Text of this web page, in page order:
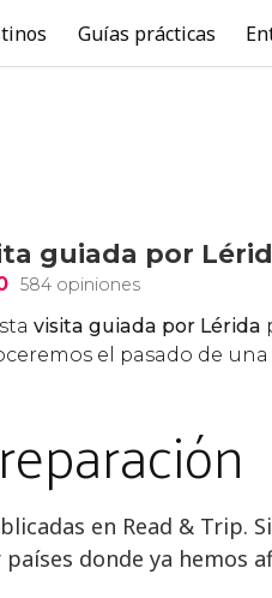
Guías prácticas
en Read & Trip.
donde ya hemos